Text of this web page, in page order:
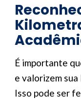
É importante
e valorizem
Isso pode ser